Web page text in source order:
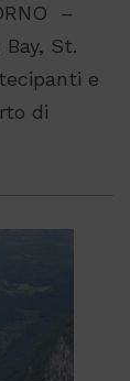
–
Bay, St.
e
di